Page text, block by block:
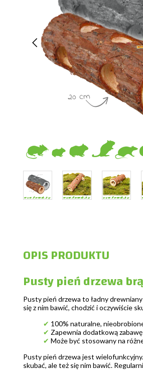
OPIS PRODUKTU
Pusty pień drzewa
Pusty pień drzewa to ładny
się z nim bawić, chodzić i oczywiście
✔ 100% naturalne,
✔ Zapewnia dodatkową zabawę
✔ Może być stosowany na
Pusty pień drzewa jest
skubać, ale też się nim bawić.